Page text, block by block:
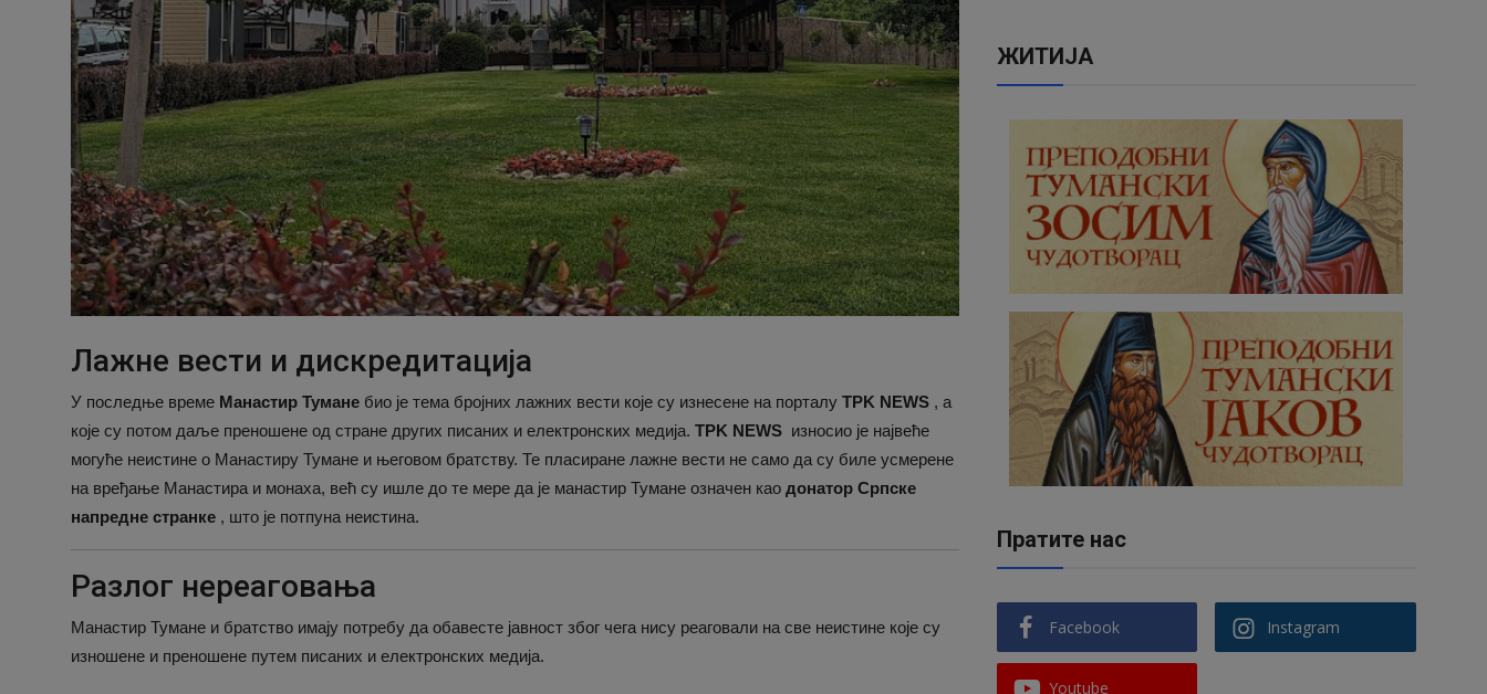
Лажне вести и дискредитација
У последње време Манастир Тумане био је тема бројних лажних вести које су изнесене на порталу TPK NEWS , а
које су потом даље преношене од стране других писаних и електронских медија. TPK NEWS износио је највеће
могуће неистине о Манастиру Тумане и његовом братству. Те пласиране лажне вести не само да су биле усмерене
на вређање Манастира и монаха, већ су ишле до те мере да је манастир Тумане означен као донатор Српске
напредне странке , што је потпуна неистина.
Разлог нереаговања
Манастир Тумане и братство имају потребу да обавесте јавност због чега нису реаговали на све неистине које су
изношене и преношене путем писаних и електронских медија.
ЖИТИЈА
Пратите нас
Facebook Instagram
Youtube